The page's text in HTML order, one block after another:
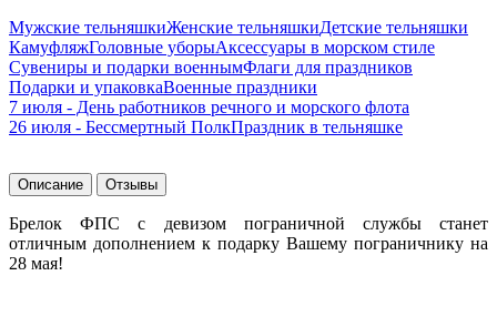
Мужские тельняшкиЖенские тельняшкиДетские тельняшки
КамуфляжГоловные уборыАксессуары в морском стиле
Сувениры и подарки военнымФлаги для праздников
Подарки и упаковкаВоенные праздники
7 июля - День работников речного и морского флота
26 июля - Бессмертный ПолкПраздник в тельняшке
Описание Отзывы
Брелок ФПС с девизом пограничной службы станет
отличным дополнением к подарку Вашему пограничнику на
28 мая!